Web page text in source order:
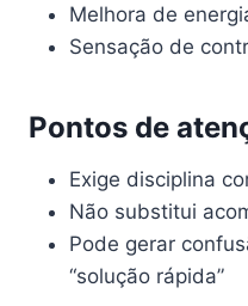
Melhora de
Sensação de
Pontos de
Exige disciplina
Não substitui
Pode gerar
“solução rápida”